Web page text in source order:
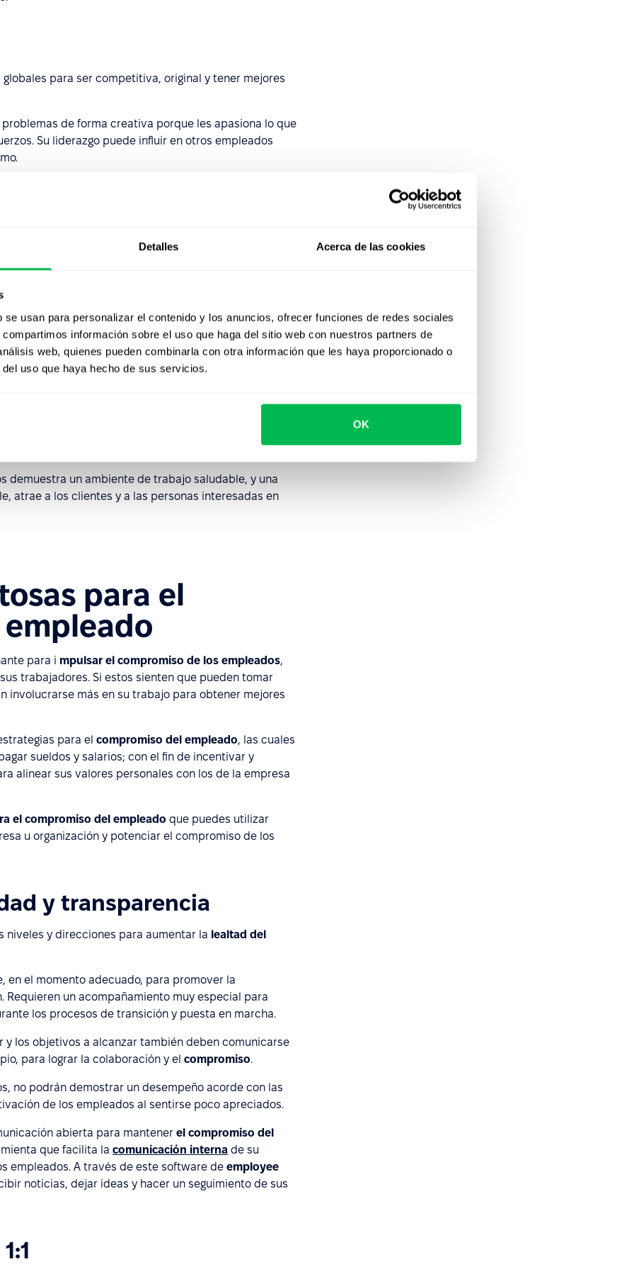
Detalles Acerca de las cookies
usan para personalizar el contenido y los anuncios, ofrecer funciones de redes sociales
información sobre el uso que haga del sitio web con nuestros partners de
web, quienes pueden combinarla con otra información que les haya proporcionado o
uso que haya hecho de sus servicios.
OK
para ser competitiva, original y tener mejores
de forma creativa porque les apasiona lo que
Su liderazgo puede influir en otros empleados
en situaciones incómodas.
los niveles de la empresa permite alinear los
la empresa, creando una cultura fuerte que se
la organización.
demuestra un ambiente de trabajo saludable, y una
atrae a los clientes y a las personas interesadas en
para el
para i mpulsar el compromiso de los empleados,
trabajadores. Si estos sienten que pueden tomar
involucrarse más en su trabajo para obtener mejores
para el compromiso del empleado, las cuales
sueldos y salarios; con el fin de incentivar y
alinear sus valores personales con los de la empresa
el compromiso del empleado que puedes utilizar
u organización y potenciar el compromiso de los
y transparencia
niveles y direcciones para aumentar la lealtad del
en el momento adecuado, para promover la
un acompañamiento muy especial para
los procesos de transición y puesta en marcha.
los objetivos a alcanzar también deben comunicarse
para lograr la colaboración y el compromiso.
no podrán demostrar un desempeño acorde con las
de los empleados al sentirse poco apreciados.
abierta para mantener el compromiso del
que facilita la comunicación interna de su
empleados. A través de este software de employee
noticias, dejar ideas y hacer un seguimiento de sus